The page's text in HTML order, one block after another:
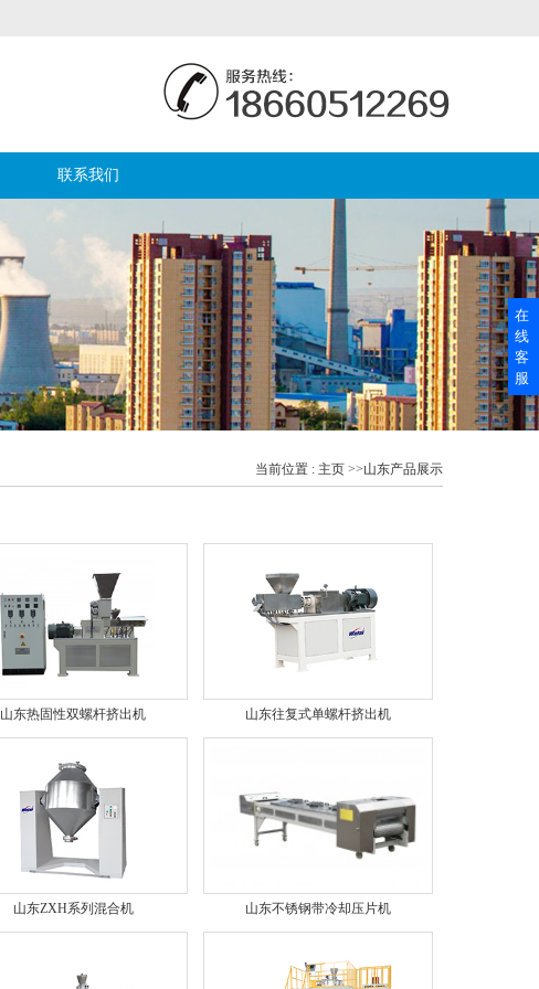
联系我们
当前位置 : 主页 >>山东产品展示
山东热固性双螺杆挤出机 山东往复式单螺杆挤出机
山东ZXH系列混合机 山东不锈钢带冷却压片机
在
线
客
服